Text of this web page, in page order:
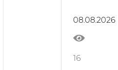
08.08.2026
16